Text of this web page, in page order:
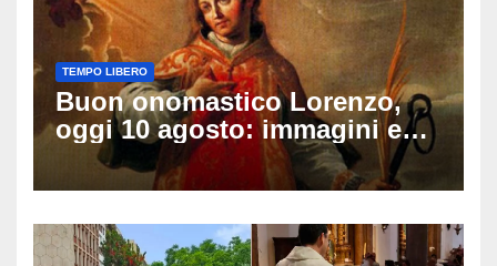
TEMPO LIBERO
Buon onomastico Lorenzo,
oggi 10 agosto: immagini e
gif di auguri da condividere
sui social